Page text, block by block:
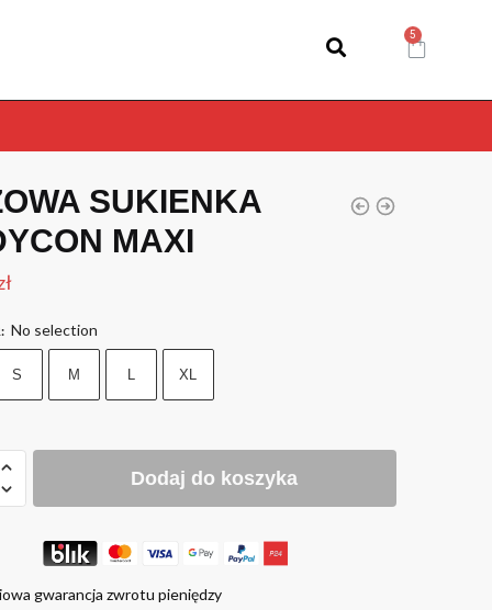
SUKIENKA
MAXI
: No selection
S M XL
Dodaj do koszyka
gwarancja zwrotu pieniędzy